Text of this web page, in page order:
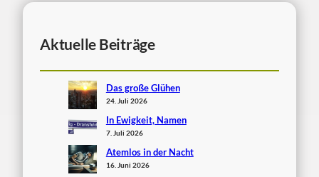
Aktuelle Beiträge
Das große Glühen
24. Juli 2026
In Ewigkeit, Namen
7. Juli 2026
Atemlos in der Nacht
16. Juni 2026